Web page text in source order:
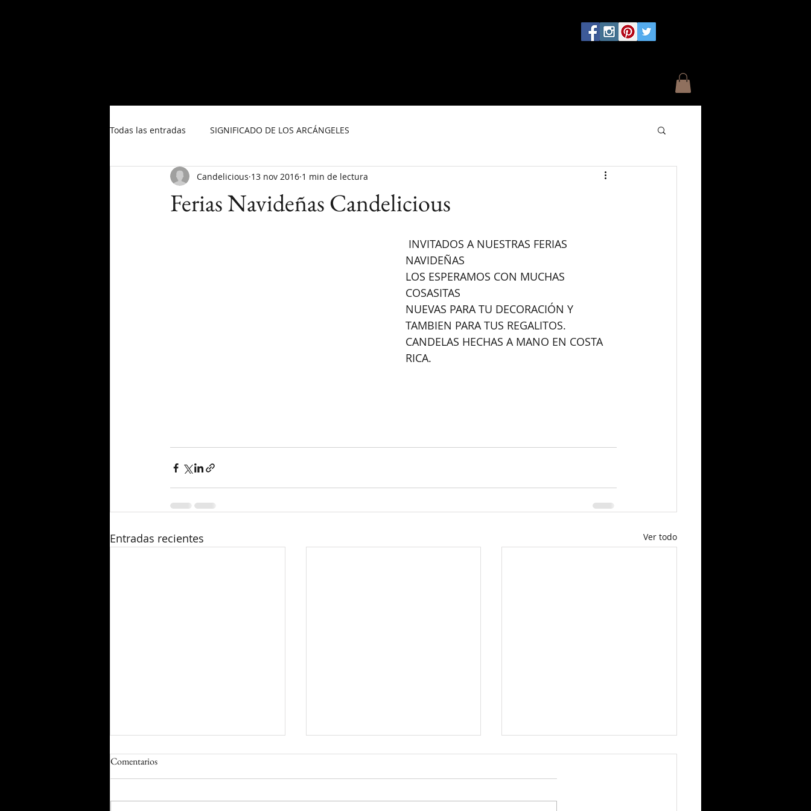
Todas las entradas SIGNIFICADO DE LOS ARCÁNGELES
Ferias Navideñas Candelicious
Candelicious 13 nov 2016 1 min de lectura
NAVIDEÑAS
LOS ESPERAMOS CON MUCHAS
COSASITAS
NUEVAS PARA TU DECORACIÓN Y
TAMBIEN PARA TUS REGALITOS.
CANDELAS HECHAS A MANO EN COSTA
RICA.
Entradas recientes Ver todo
Comentarios